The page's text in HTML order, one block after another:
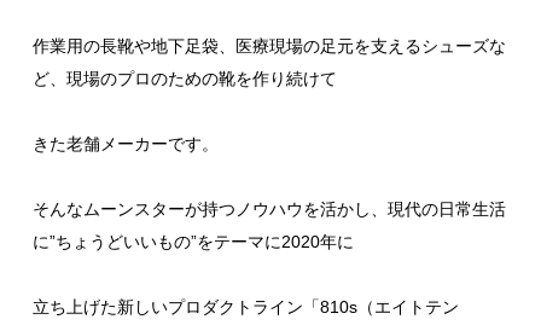
作業用の長靴や地下足袋、医療現場の足元を支えるシューズな
ど、現場のプロのための靴を作り続けて
きた老舗メーカーです。
そんなムーンスターが持つノウハウを活かし、現代の日常生活
に”ちょうどいいもの”をテーマに2020年に
立ち上げた新しいプロダクトライン「810s（エイトテン